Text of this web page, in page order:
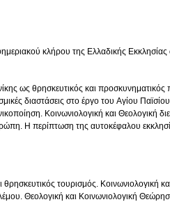
κλήρου της Ελλαδικής
ως θρησκευτικός και προσκυνηματικός
διαστάσεις στο έργο του Αγίου Παϊσίου
Κοινωνιολογική και Θεολογική
Η περίπτωση της αυτοκέφαλου
θρησκευτικός τουρισμός. Κοινωνιολογική
Θεολογική και Κοινωνιολογική